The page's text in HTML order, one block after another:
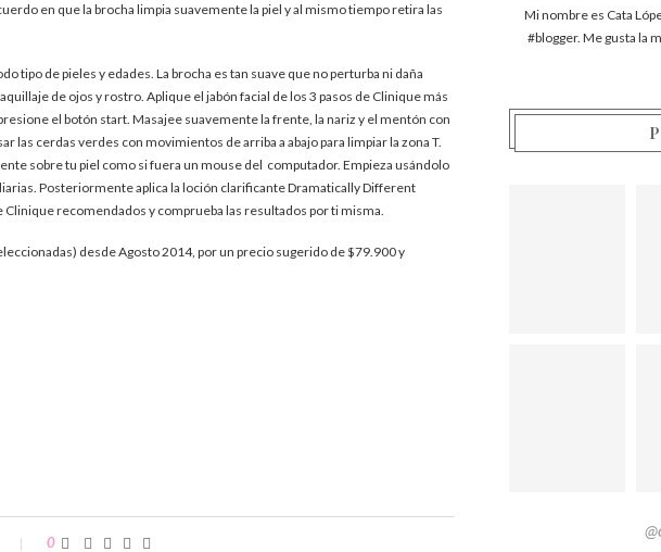
en que la brocha limpia suavemente la piel y al mismo tiempo retira las
tipo de pieles y edades. La brocha es tan suave que no perturba ni daña
de ojos y rostro. Aplique el jabón facial de los 3 pasos de Clinique más
el botón start. Masajee suavemente la frente, la nariz y el mentón con
las cerdas verdes con movimientos de arriba a abajo para limpiar la zona T.
sobre tu piel como si fuera un mouse del computador. Empieza usándolo
Posteriormente aplica la loción clarificante Dramatically Different
recomendados y comprueba las resultados por ti misma.
desde Agosto 2014, por un precio sugerido de $79.900 y
0
Mi nombre es Cata
#blogger. Me gusta la